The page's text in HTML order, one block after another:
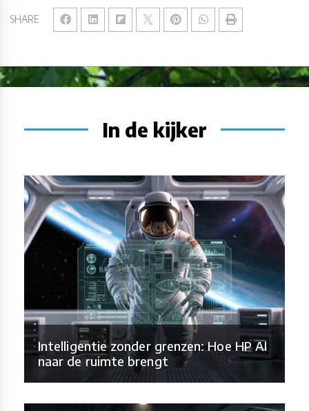
SHARE
In de kijker
Intelligentie zonder grenzen: Hoe HP AI
naar de ruimte brengt